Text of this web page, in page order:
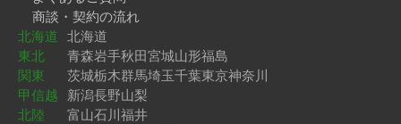
商談・契約の流れ
北海道 北海道
東北
青森岩手秋田宮城山形福島
関東
茨城栃木群馬埼玉千葉東京神奈川
甲信越 新潟長野山梨
北陸
富山石川福井